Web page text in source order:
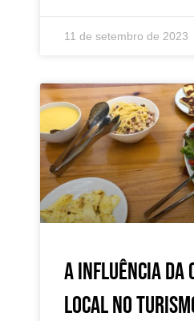
11 de setembro de 2023
A influência
local no